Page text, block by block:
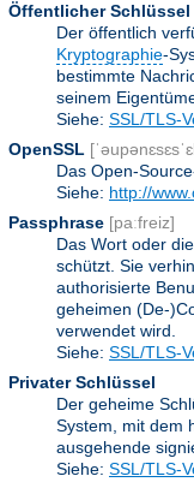
Öffentlicher Schlüssel
Der öffentlich
Kryptographie-
bestimmte
seinem
Siehe: SSL/TLS-
OpenSSL
Das Open-
Siehe: http://
Passphrase [paːfreiz]
Das Wort oder
schützt. Sie
authorisierte
geheimen (De-
verwendet wird.
Siehe: SSL/TLS-
Privater Schlüssel
Der geheime
System, mit dem
ausgehende
Siehe: SSL/TLS-